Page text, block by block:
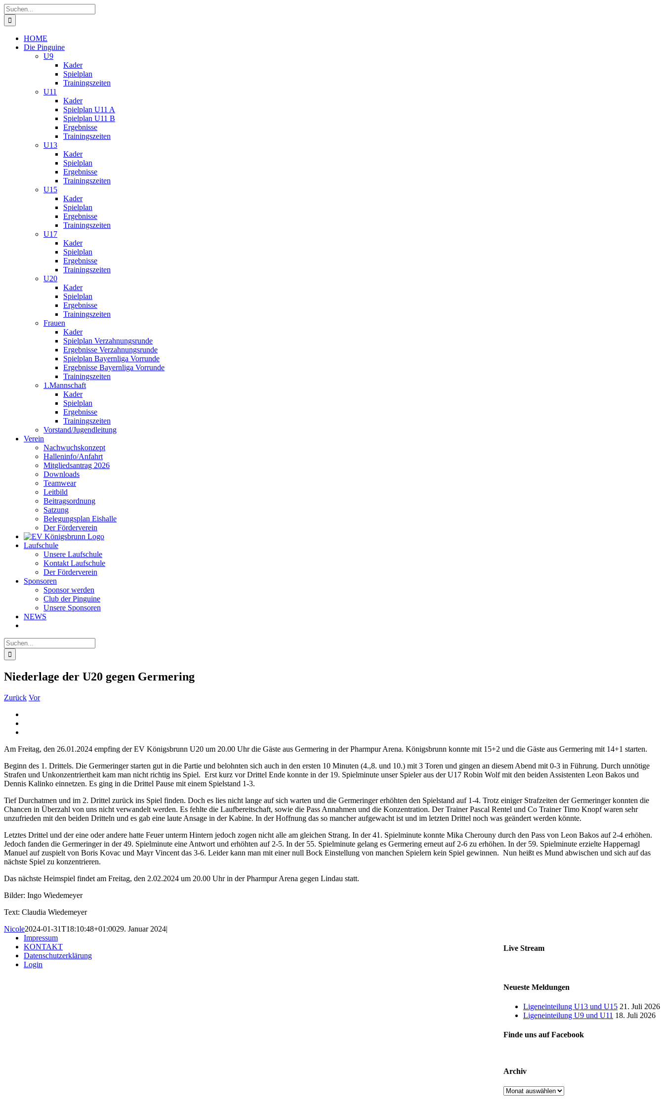
Zum
Inhalt
springen
Suche
nach:
HOME
Die Pinguine
U9
Kader
Spielplan
Trainingszeiten
U11
Kader
Spielplan U11 A
Spielplan U11 B
Ergebnisse
Trainingszeiten
U13
Kader
Spielplan
Ergebnisse
Trainingszeiten
U15
Kader
Spielplan
Ergebnisse
Trainingszeiten
U17
Kader
Spielplan
Ergebnisse
Trainingszeiten
U20
Kader
Spielplan
Ergebnisse
Trainingszeiten
Frauen
Kader
Spielplan Verzahnungsrunde
Ergebnisse Verzahnungsrunde
Spielplan Bayernliga Vorrunde
Ergebnisse Bayernliga Vorrunde
Trainingszeiten
1.Mannschaft
Kader
Spielplan
Ergebnisse
Trainingszeiten
Vorstand/Jugendleitung
Verein
Nachwuchskonzept
Halleninfo/Anfahrt
Mitgliedsantrag 2026
Downloads
Teamwear
Leitbild
Beitragsordnung
Satzung
Belegungsplan Eishalle
Der Förderverein
Laufschule
Unsere Laufschule
Kontakt Laufschule
Der Förderverein
Sponsoren
Sponsor werden
Club der Pinguine
Unsere Sponsoren
NEWS
Suche
nach:
Niederlage der U20 gegen Germering
Zurück Vor
Am Freitag, den 26.01.2024 empfing der EV Königsbrunn U20 um 20.00 Uhr die Gäste aus Germering in der Pharmpur Arena. Königsbrunn konnte mit 15+2 und die Gäste aus Germering mit 14+1 starten.
Beginn des 1. Drittels. Die Germeringer starten gut in die Partie und belohnten sich auch in den ersten 10 Minuten (4.,8. und 10.) mit 3 Toren und gingen an diesem Abend mit 0-3 in Führung. Durch unnötige
Strafen und Unkonzentriertheit kam man nicht richtig ins Spiel. Erst kurz vor Drittel Ende konnte in der 19. Spielminute unser Spieler aus der U17 Robin Wolf mit den beiden Assistenten Leon Bakos und
Dennis Kalinko einnetzen. Es ging in die Drittel Pause mit einem Spielstand 1-3.
Tief Durchatmen und im 2. Drittel zurück ins Spiel finden. Doch es lies nicht lange auf sich warten und die Germeringer erhöhten den Spielstand auf 1-4. Trotz einiger Strafzeiten der Germeringer konnten die
Chancen in Überzahl von uns nicht verwandelt werden. Es fehlte die Laufbereitschaft, sowie die Pass Annahmen und die Konzentration. Der Trainer Pascal Rentel und Co Trainer Timo Knopf waren sehr
unzufrieden mit den beiden Dritteln und es gab eine laute Ansage in der Kabine. In der Hoffnung das so mancher aufgewacht ist und im letzten Drittel noch was geändert werden könnte.
Letztes Drittel und der eine oder andere hatte Feuer unterm Hintern jedoch zogen nicht alle am gleichen Strang. In der 41. Spielminute konnte Mika Cherouny durch den Pass von Leon Bakos auf 2-4 erhöhen.
Jedoch fanden die Germeringer in der 49. Spielminute eine Antwort und erhöhten auf 2-5. In der 55. Spielminute gelang es Germering erneut auf 2-6 zu erhöhen. In der 59. Spielminute erzielte Happernagl
Manuel auf zuspielt von Boris Kovac und Mayr Vincent das 3-6. Leider kann man mit einer null Bock Einstellung von manchen Spielern kein Spiel gewinnen. Nun heißt es Mund abwischen und sich auf das
nächste Spiel zu konzentrieren.
Das nächste Heimspiel findet am Freitag, den 2.02.2024 um 20.00 Uhr in der Pharmpur Arena gegen Lindau statt.
Bilder: Ingo Wiedemeyer
Text: Claudia Wiedemeyer
Nicole2024-01-31T18:10:48+01:0029. Januar 2024|
Live Stream
Neueste Meldungen
Ligeneinteilung U13 und U15 21. Juli 2026
Ligeneinteilung U9 und U11 18. Juli 2026
Finde uns auf Facebook
Archiv
Archiv
Impressum
KONTAKT
Datenschutzerklärung
Login